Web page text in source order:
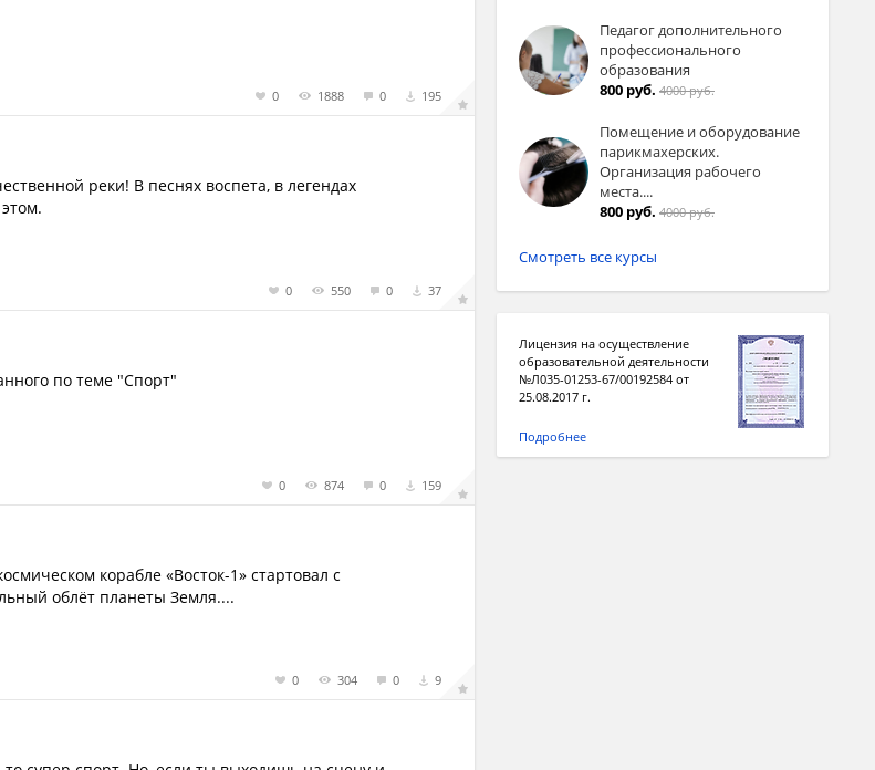
0 1888 0 195
реки! В песнях воспета, в легендах
0 550 0 37
по теме "Спорт"
0 874 0 159
корабле «Восток-1» стартовал с
облёт планеты Земля....
0 304 0 9
Педагог дополнительного
профессионального
образования
800 руб. 4000 руб.
Помещение и оборудование
парикмахерских.
Организация рабочего
места....
800 руб. 4000 руб.
Смотреть все курсы
Лицензия на осуществление
образовательной деятельности
№Л035-01253-67/00192584 от
25.08.2017 г.
Подробнее